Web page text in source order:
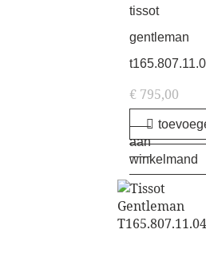
tissot
gentleman
€795,00
aan
winkelmand